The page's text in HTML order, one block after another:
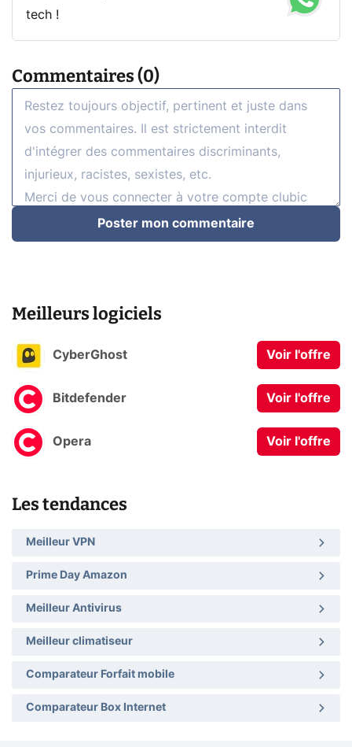
tech !
Commentaires (0)
Poster mon commentaire
Meilleurs logiciels
CyberGhost Voir l'offre
Bitdefender Voir l'offre
Opera Voir l'offre
Les tendances
Meilleur VPN
Prime Day Amazon
Meilleur Antivirus
Meilleur climatiseur
Comparateur Forfait mobile
Comparateur Box Internet